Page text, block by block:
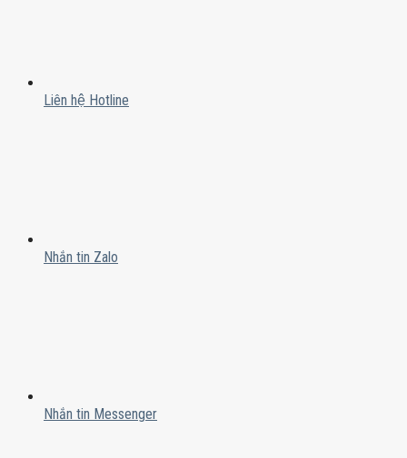
Liên hệ Hotline
Nhắn tin Zalo
Nhắn tin Messenger